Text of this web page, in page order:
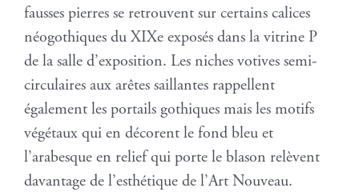
fausses pierres se retrouvent sur certains calices
néogothiques du XIXe exposés dans la vitrine P
de la salle d’exposition. Les niches votives semi-
circulaires aux arêtes saillantes rappellent
également les portails gothiques mais les motifs
végétaux qui en décorent le fond bleu et
l’arabesque en relief qui porte le blason relèvent
davantage de l’esthétique de l’Art Nouveau.